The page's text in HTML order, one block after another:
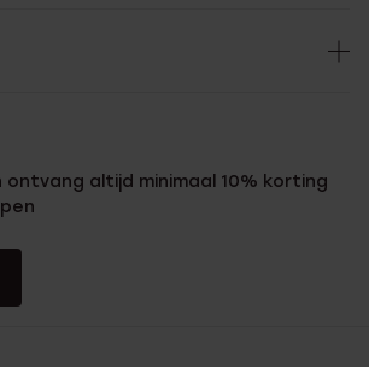
ontvang altijd minimaal 10% korting